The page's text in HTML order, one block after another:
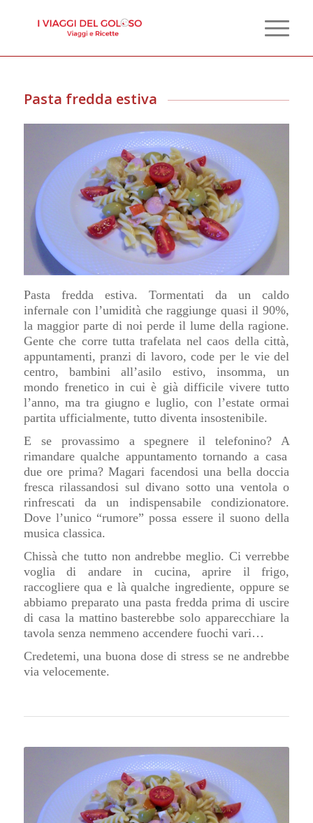
Pasta fredda estiva
Pasta fredda estiva. Tormentati da un caldo
infernale con l’umidità che raggiunge quasi il 90%,
la maggior parte di noi perde il lume della ragione.
Gente che corre tutta trafelata nel caos della città,
appuntamenti, pranzi di lavoro, code per le vie del
centro, bambini all’asilo estivo, insomma, un
mondo frenetico in cui è già difficile vivere tutto
l’anno, ma tra giugno e luglio, con l’estate ormai
partita ufficialmente, tutto diventa insostenibile.
E se provassimo a spegnere il telefonino? A
rimandare qualche appuntamento tornando a casa
due ore prima?Magari facendosi una bella doccia
fresca rilassandosi sul divano sotto una ventola o
rinfrescati da un indispensabile condizionatore.
Dove l’unico “rumore” possa essere il suono della
musica classica.
Chissà che tutto non andrebbe meglio. Ci verrebbe
voglia di andare in cucina, aprire il frigo,
raccogliere qua e là qualche ingrediente, oppure se
abbiamo preparato una pasta fredda prima di uscire
di casa la mattino basterebbe solo apparecchiare la
tavola senza nemmeno accendere fuochi vari…
Credetemi, una buona dose di stress se ne andrebbe
via velocemente.